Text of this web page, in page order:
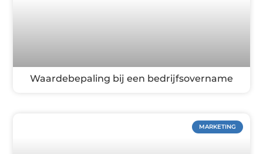
Waardebepaling bij een bedrijfsovername
MARKETING